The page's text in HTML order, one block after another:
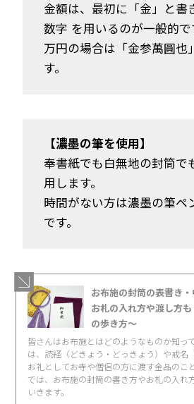
金額は、最初に「金」と書
数字 を用いるのが一般的で
万円の場合は「金参萬圓也
す。
【濃墨の筆を使用】
奉書紙でも白無地の封筒で
用します。
時間がない方は濃墨の筆ペ
です。
お布施の封筒の表書き・
お札の入れ方や渡し方
の歩き方〜
皆さんはお布施とはどのようなものか知っ
は、読経（どきょう・どっきょう）や戒名
お礼としてお寺や僧侶の方に渡す金品のこ
では、お布施の封筒の書き方やお札の入れ
いきます。